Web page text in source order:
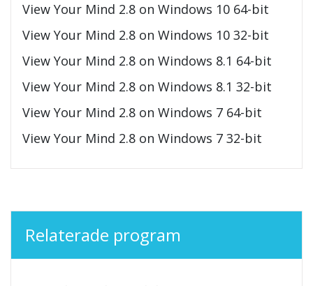
View Your Mind 2.8 on Windows 10 64-bit
View Your Mind 2.8 on Windows 10 32-bit
View Your Mind 2.8 on Windows 8.1 64-bit
View Your Mind 2.8 on Windows 8.1 32-bit
View Your Mind 2.8 on Windows 7 64-bit
View Your Mind 2.8 on Windows 7 32-bit
Relaterade program